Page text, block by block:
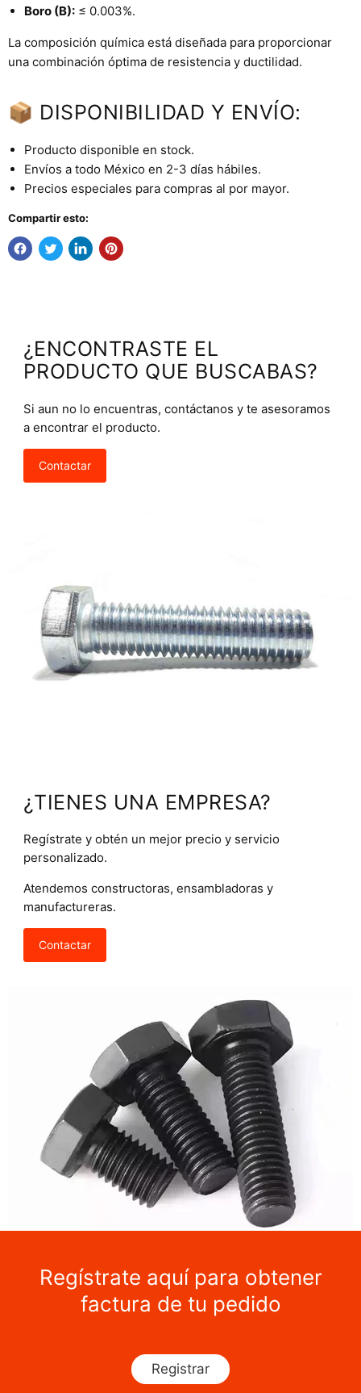
Boro (B): ≤ 0.003%.
La composición química está diseñada para proporcionar
una combinación óptima de resistencia y ductilidad.
📦 DISPONIBILIDAD Y ENVÍO:
Producto disponible en stock.
Envíos a todo México en 2-3 días hábiles.
Precios especiales para compras al por mayor.
Compartir esto:
¿ENCONTRASTE EL
PRODUCTO QUE BUSCABAS?
Si aun no lo encuentras, contáctanos y te asesoramos
a encontrar el producto.
Contactar
¿TIENES UNA EMPRESA?
Regístrate y obtén un mejor precio y servicio
personalizado.
Atendemos constructoras, ensambladoras y
manufactureras.
Contactar
Regístrate aquí para obtener
factura de tu pedido
Registrar